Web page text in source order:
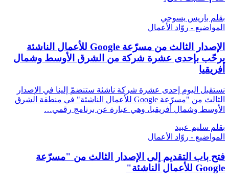
بقلم باريس يسوجي
المواضيع - روّاد الأعمال
الإصدار الثالث من مسرّعة Google للأعمال الناشئة
يرحّب بإحدى عشرة شركة من الشرق الأوسط وشمال
أفريقيا
نستقبل اليوم إحدى عشرة شركة ناشئة ستنضمّ إلينا في الإصدار
الثالث من "مسرّعة Google للأعمال الناشئة" في منطقة الشرق
الأوسط وشمال أفريقيا، وهي عبارة عن برنامج رقمي…
بقلم سليم عبيد
المواضيع - روّاد الأعمال
فتح باب التقديم إلى الإصدار الثالث من "مسرّعة
Google للأعمال الناشئة"